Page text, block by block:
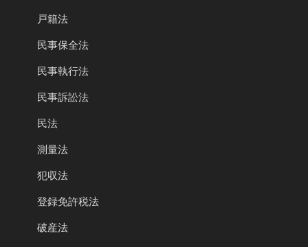
戸籍法
民事保全法
民事執行法
民事訴訟法
民法
測量法
犯収法
登録免許税法
破産法